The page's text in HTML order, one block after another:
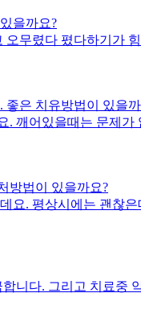
을까요?
무렸다 폈다하기가
좋은 치유방법이 있을
깨어있을때는 문제
방법이 있을까요?
요. 평상시에는 괜찮
니다. 그리고 치료